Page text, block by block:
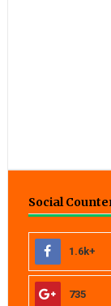
Social
1.6k+
735